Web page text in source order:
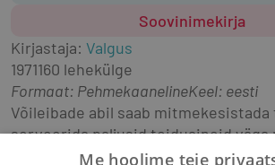
Soovinimekirja
Kirjastaja: Valgus
1971160 lehekülge
Formaat: PehmekaanelineKeel: eesti
Võileibade abil saab
serveerida paljusid toiduaineid väga
isuäratavalt.Me hoolime teie